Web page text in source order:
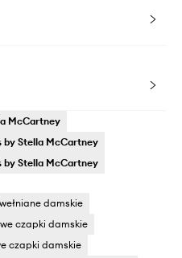
McCartney
by Stella McCartney
by Stella McCartney
damskie
czapki damskie
czapki damskie